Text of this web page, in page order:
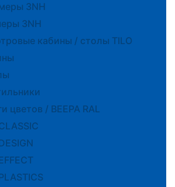
3NH
3NH
кабины / столы TILO
цветов / BEEPA RAL